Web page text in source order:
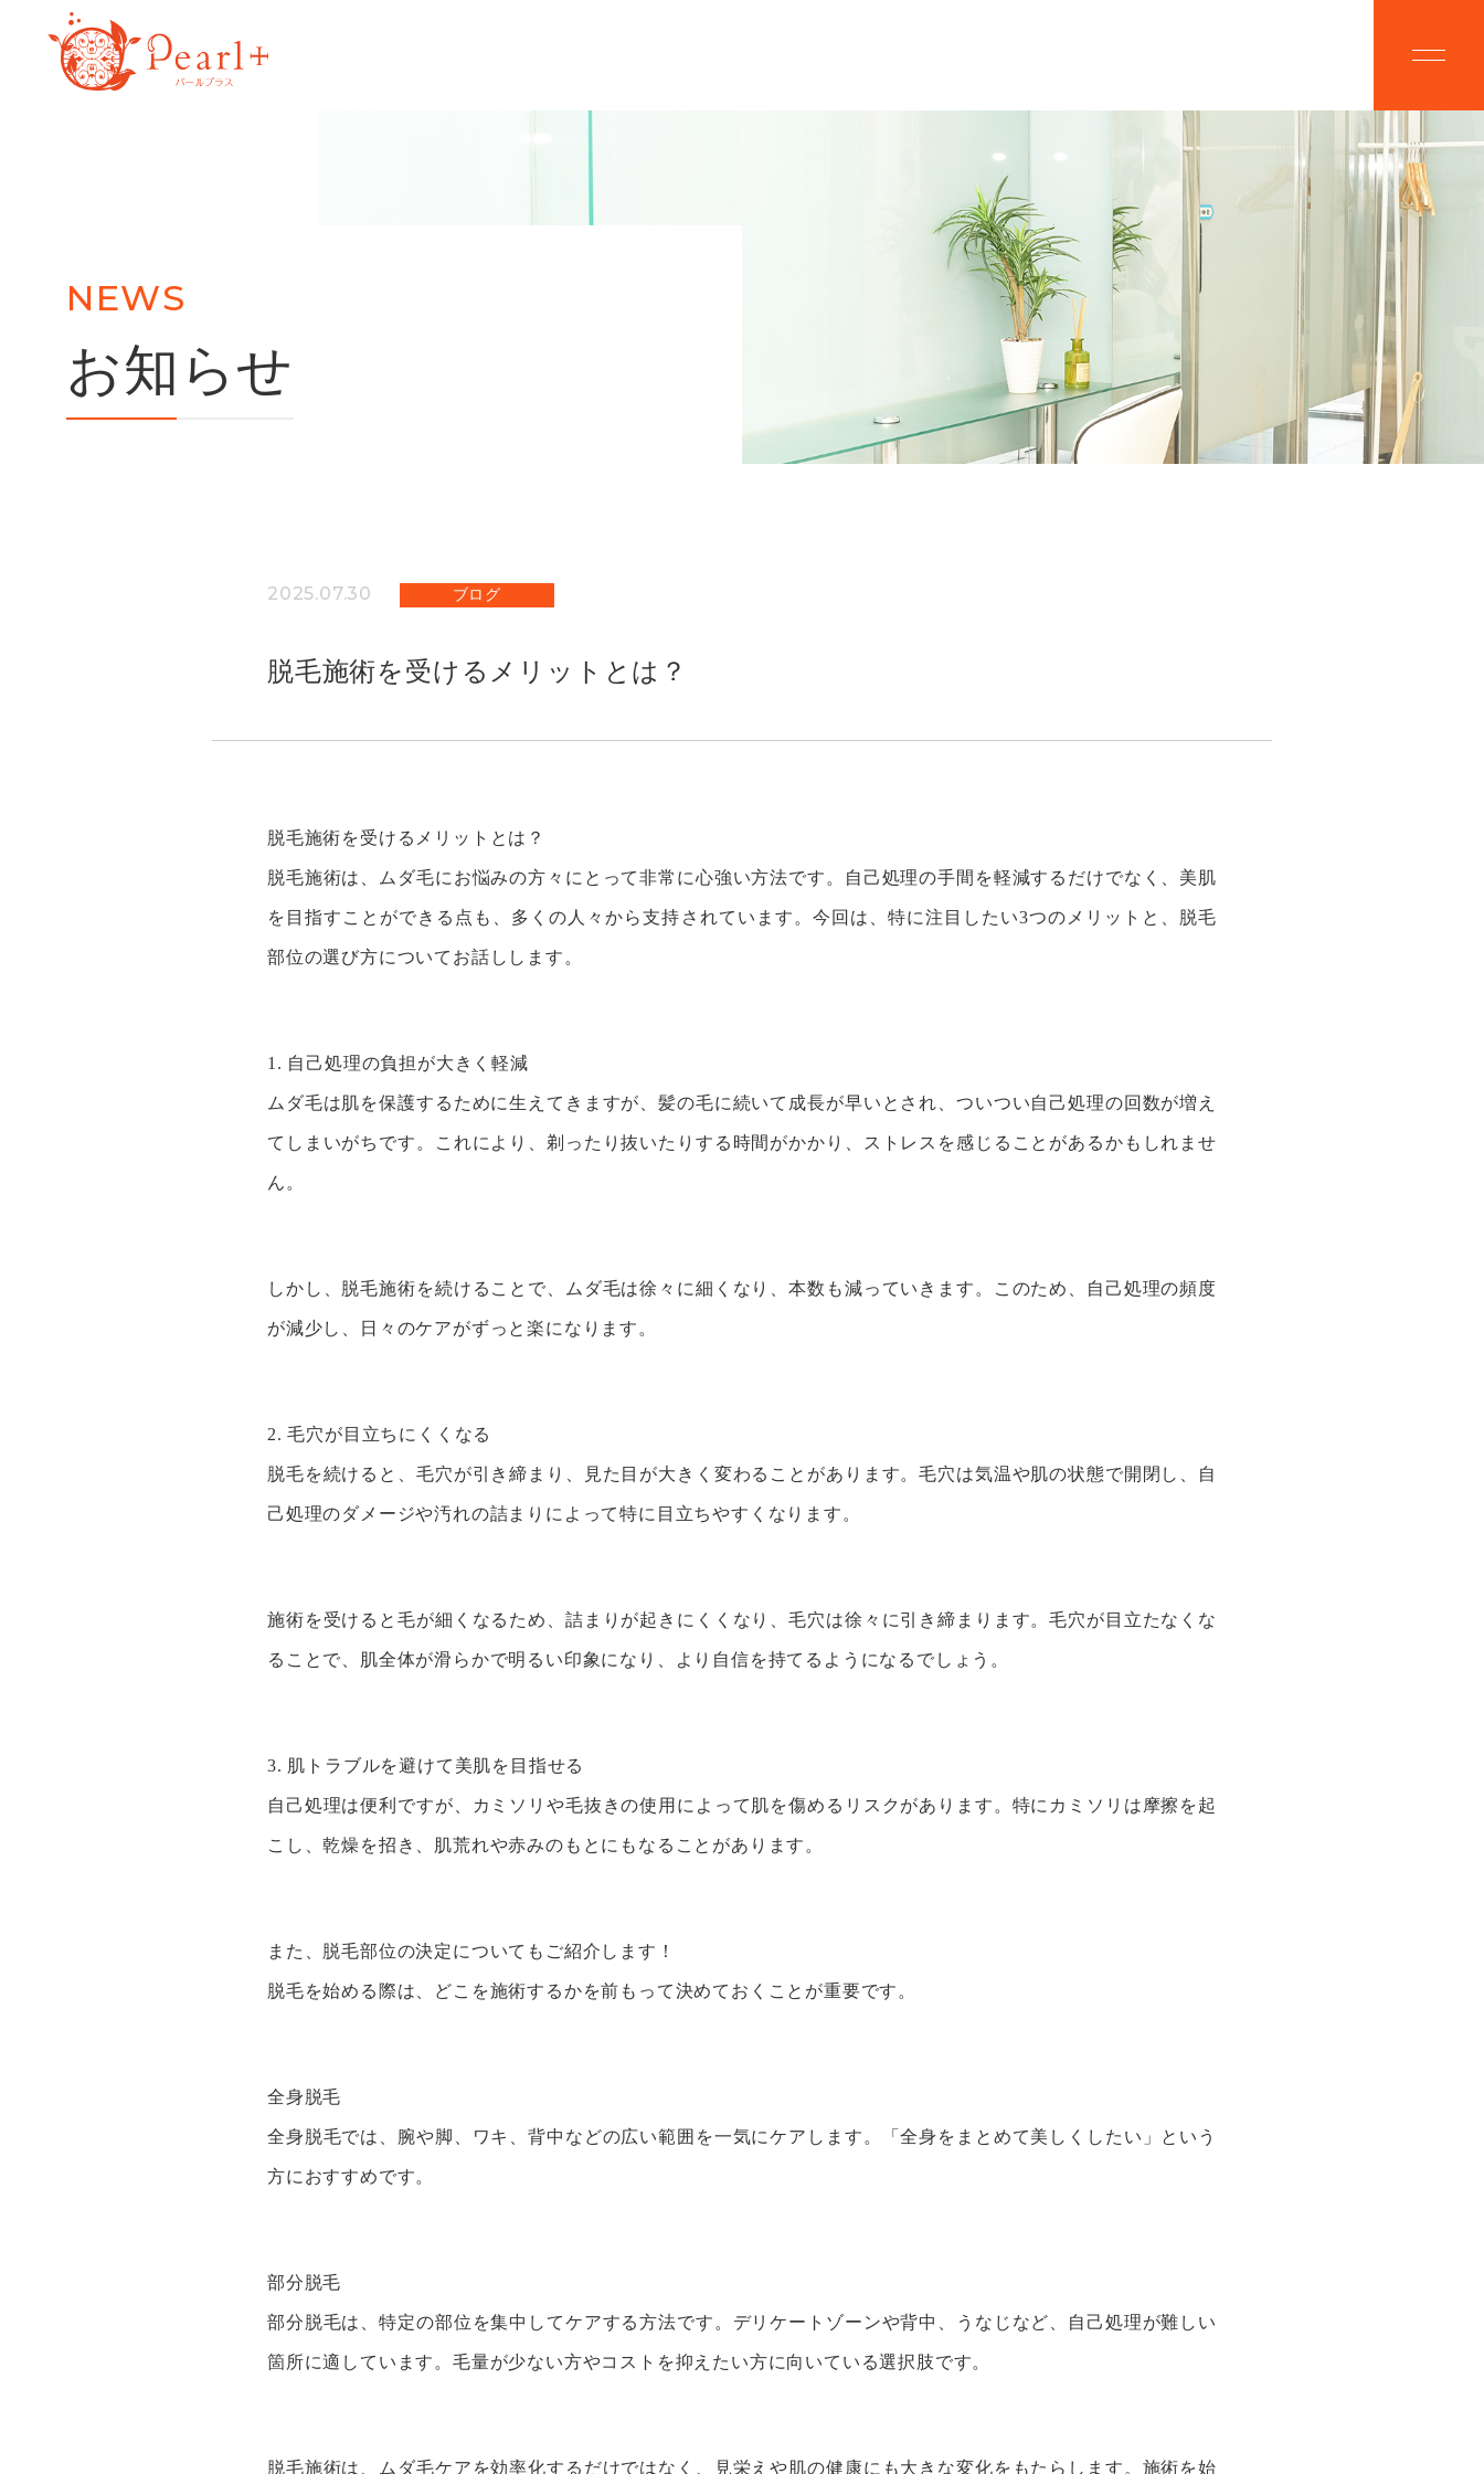
ABOUT
パールプラスにつ
いて
CAMPAIGN
脱毛キャンペーン
VOICE
お客様の声
MENU
美肌脱毛メニュー
SALON FLOW
NEWS
お知らせ
2025.07.30 ブログ
脱毛施術を受けるメリットとは？
脱毛施術を受けるメリットとは？
脱毛施術は、ムダ毛にお悩みの方々にとって非常に心強い方法です。自己処理の手間を軽減するだけでなく、美肌
を目指すことができる点も、多くの人々から支持されています。今回は、特に注目したい3つのメリットと、脱毛
部位の選び方についてお話しします。
1. 自己処理の負担が大きく軽減
ムダ毛は肌を保護するために生えてきますが、髪の毛に続いて成長が早いとされ、ついつい自己処理の回数が増え
てしまいがちです。これにより、剃ったり抜いたりする時間がかかり、ストレスを感じることがあるかもしれませ
ん。
しかし、脱毛施術を続けることで、ムダ毛は徐々に細くなり、本数も減っていきます。このため、自己処理の頻度
が減少し、日々のケアがずっと楽になります。
2. 毛穴が目立ちにくくなる
脱毛を続けると、毛穴が引き締まり、見た目が大きく変わることがあります。毛穴は気温や肌の状態で開閉し、自
己処理のダメージや汚れの詰まりによって特に目立ちやすくなります。
施術を受けると毛が細くなるため、詰まりが起きにくくなり、毛穴は徐々に引き締まります。毛穴が目立たなくな
ることで、肌全体が滑らかで明るい印象になり、より自信を持てるようになるでしょう。
3. 肌トラブルを避けて美肌を目指せる
自己処理は便利ですが、カミソリや毛抜きの使用によって肌を傷めるリスクがあります。特にカミソリは摩擦を起
こし、乾燥を招き、肌荒れや赤みのもとにもなることがあります。
また、脱毛部位の決定についてもご紹介します！
脱毛を始める際は、どこを施術するかを前もって決めておくことが重要です。
全身脱毛
全身脱毛では、腕や脚、ワキ、背中などの広い範囲を一気にケアします。「全身をまとめて美しくしたい」という
方におすすめです。
部分脱毛
部分脱毛は、特定の部位を集中してケアする方法です。デリケートゾーンや背中、うなじなど、自己処理が難しい
箇所に適しています。毛量が少ない方やコストを抑えたい方に向いている選択肢です。
脱毛施術は、ムダ毛ケアを効率化するだけではなく、見栄えや肌の健康にも大きな変化をもたらします。施術を始